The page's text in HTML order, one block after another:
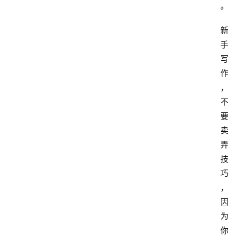
。
新
手
写
作
，
不
要
卖
弄
技
巧
，
因
为
你